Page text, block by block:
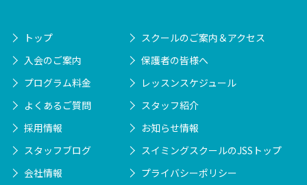
トップ
スクールのご案内＆アクセス
入会のご案内
保護者の皆様へ
プログラム料金
レッスンスケジュール
よくあるご質問
スタッフ紹介
採用情報
お知らせ情報
スタッフブログ
スイミングスクールのJSSトップ
会社情報
プライバシーポリシー